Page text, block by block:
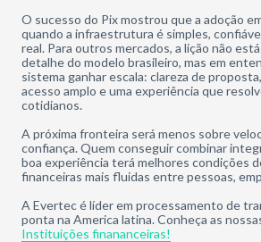
O sucesso do Pix mostrou que a adoção
quando a infraestrutura é simples,
real. Para outros mercados, a lição não
detalhe do modelo brasileiro, mas em
sistema ganhar escala: clareza de
acesso amplo e uma experiência que
cotidianos.
A próxima fronteira será menos sobre
confiança. Quem conseguir combinar
boa experiência terá melhores condições
financeiras mais fluidas entre pessoas,
A Evertec é líder em processamento de
ponta na America latina. Conheça as
Instituições finananceiras!